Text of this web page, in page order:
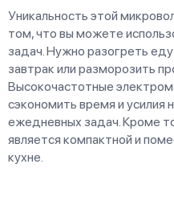
Уникальность этой
том, что вы можете
задач. Нужно разогреть
завтрак или разморозить
Высокочастотные
сэкономить время и усилия
ежедневных задач. Кроме
является компактной и
кухне.